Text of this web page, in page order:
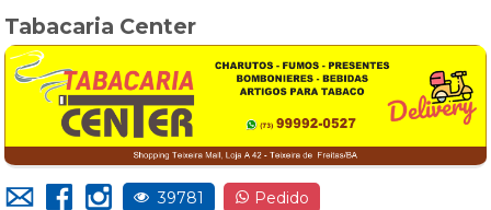
Tabacaria Center
39781 Pedido